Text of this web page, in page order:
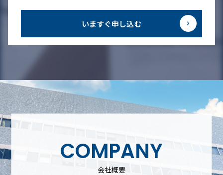
いますぐ申し込む
COMPANY
会社概要